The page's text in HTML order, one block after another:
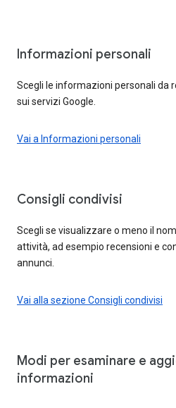
Informazioni personali
Scegli le informazioni personali da
sui servizi Google.
Vai a Informazioni personali
Consigli condivisi
Scegli se visualizzare o meno il
attività, ad esempio recensioni e
annunci.
Vai alla sezione Consigli condivisi
Modi per esaminare e
informazioni